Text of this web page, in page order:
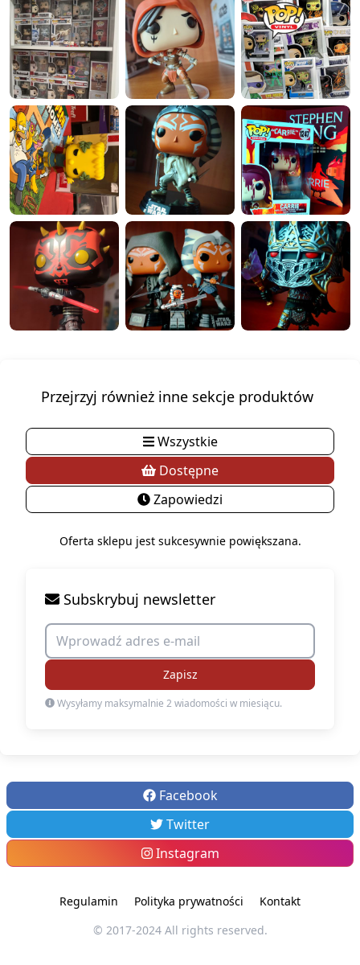
Przejrzyj również inne sekcje produktów
Wszystkie
Dostępne
Zapowiedzi
Oferta sklepu jest sukcesywnie powiększana.
Subskrybuj newsletter
Zapisz
Wysyłamy maksymalnie 2 wiadomości w miesiącu.
Facebook
Twitter
Instagram
Regulamin Polityka prywatności
Kontakt
© 2017-2024 All rights reserved.